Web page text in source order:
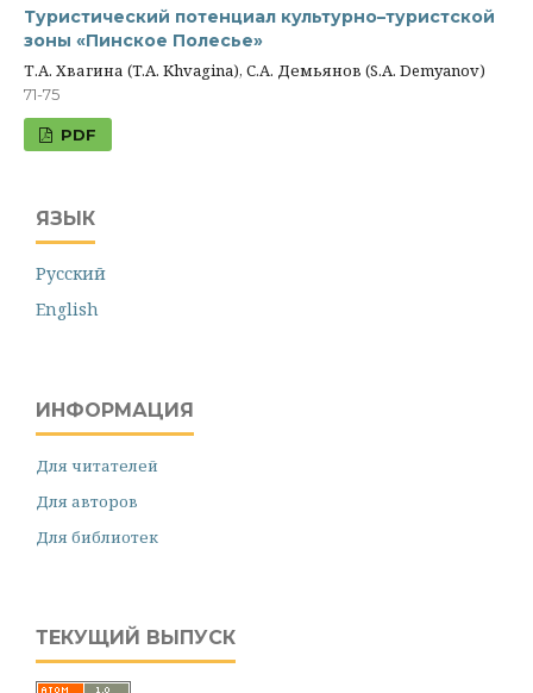
Туристический потенциал культурно–туристской
зоны «Пинское Полесье»
Т.А. Хвагина (T.A. Khvagina), С.А. Демьянов (S.A. Demyanov)
71-75
PDF
ЯЗЫК
Русский
English
ИНФОРМАЦИЯ
Для читателей
Для авторов
Для библиотек
ТЕКУЩИЙ ВЫПУСК